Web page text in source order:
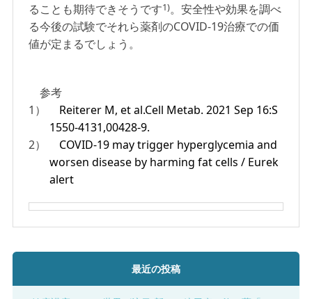
ることも期待できそうです1)。安全性や効果を調べ
る今後の試験でそれら薬剤のCOVID-19治療での価
値が定まるでしょう。
参考
1）
Reiterer M, et al.Cell Metab. 2021 Sep 16:S
1550-4131,00428-9.
2）
COVID-19 may trigger hyperglycemia and
worsen disease by harming fat cells / Eurek
alert
最近の投稿